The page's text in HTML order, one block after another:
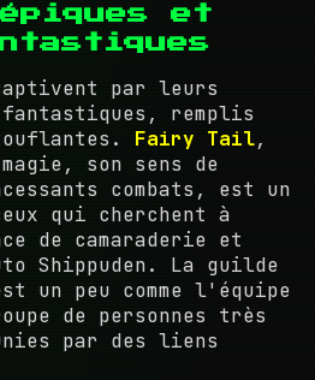
et
par leurs
remplis
Fairy Tail,
son sens de
combats, est un
qui cherchent à
de camaraderie et
Shippuden. La guilde
un peu comme l'équipe
de personnes très
par des liens